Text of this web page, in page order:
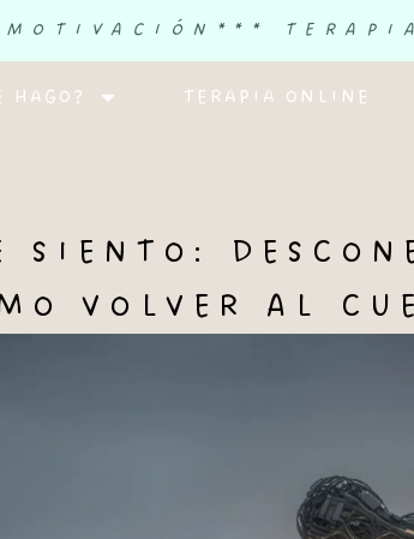
***
HAGO? TERAPIA ONLINE
SIENTO:
VOLVER AL